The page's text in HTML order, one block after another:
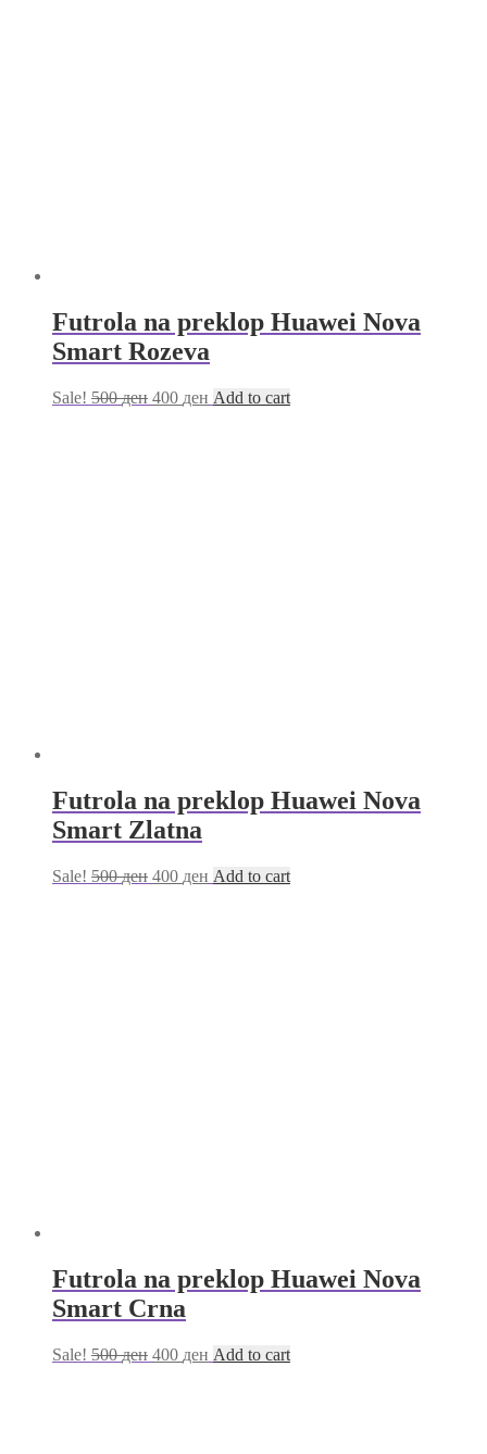
Futrola na preklop Huawei Nova
Smart Rozeva
Sale! 500ден 400 ден Add to cart
Futrola na preklop Huawei Nova
Smart Zlatna
Sale! 500ден 400 ден Add to cart
Futrola na preklop Huawei Nova
Smart Crna
Sale! 500ден 400 ден Add to cart